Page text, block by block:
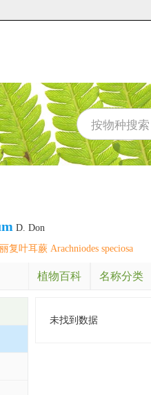
D. Don
复叶耳蕨 Arachniodes speciosa
植物百科 名称分类
未找到数据